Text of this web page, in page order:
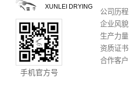
XUNLEI DRYING
手机官方号
公司历程
企业风貌
生产力量
资质证书
合作客户